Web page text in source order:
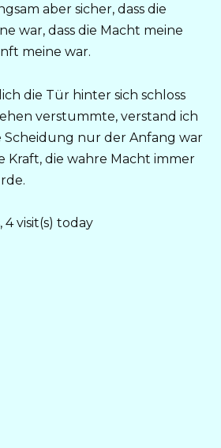
aber sicher, dass die
war, dass die Macht meine
meine war.
die Tür hinter sich schloss
verstummte, verstand ich
Scheidung nur der Anfang war
Kraft, die wahre Macht immer
4 visit(s) today